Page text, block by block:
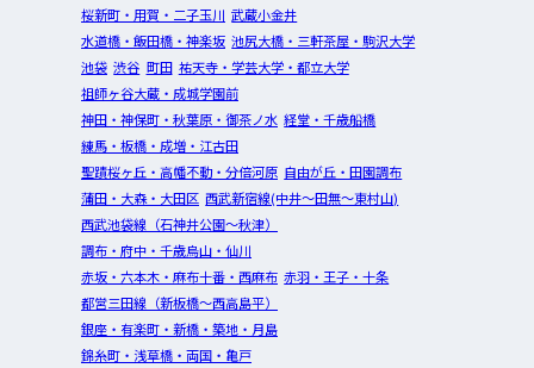
桜新町・用賀・二子玉川 武蔵小金井
水道橋・飯田橋・神楽坂 池尻大橋・三軒茶屋・駒沢大学
池袋 渋谷 町田 祐天寺・学芸大学・都立大学
祖師ヶ谷大蔵・成城学園前
神田・神保町・秋葉原・御茶ノ水 経堂・千歳船橋
練馬・板橋・成増・江古田
聖蹟桜ヶ丘・高幡不動・分倍河原 自由が丘・田園調布
蒲田・大森・大田区 西武新宿線(中井～田無～東村山)
西武池袋線（石神井公園～秋津）
調布・府中・千歳烏山・仙川
赤坂・六本木・麻布十番・西麻布 赤羽・王子・十条
都営三田線（新板橋～西高島平）
銀座・有楽町・新橋・築地・月島
錦糸町・浅草橋・両国・亀戸